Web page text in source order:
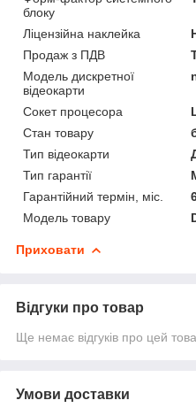
блоку
Ліцензійна наклейка
Продаж з ПДВ
Модель дискретної
відеокарти
Сокет процесора
Стан товару
Тип відеокарти
Тип гарантії
Гарантійний термін, міс.
Модель товару
Приховати
Відгуки про товар
Ще немає відгуків про цей
Умови доставки